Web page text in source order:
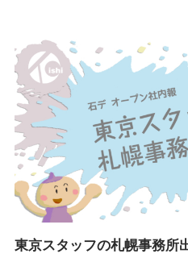
東京スタッフの札幌事務所